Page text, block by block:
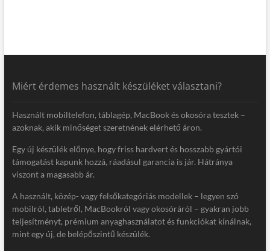
Miért érdemes használt készüléket választani?
Használt mobiltelefon, táblagép, MacBook és okosóra tesztek –
azoknak, akik minőséget szeretnének elérhető áron.
Egy új készülék előnye, hogy friss hardvert és hosszabb gyártói
támogatást kapunk hozzá, ráadásul garancia is jár. Hátránya
viszont a magasabb ár.
A használt, közép- vagy felsőkategóriás modellek – legyen szó
mobilról, tabletről, MacBookról vagy okosóráról – gyakran jobb
teljesítményt, prémium anyaghasználatot és funkciókat kínálnak,
mint egy új, de belépőszintű készülék.